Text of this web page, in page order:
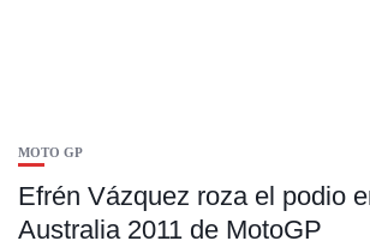
MOTO GP
Efrén Vázquez roza el podio
Australia 2011 de MotoGP